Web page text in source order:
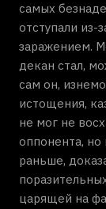
самых
отступали
заражением.
декан стал,
сам он,
истощения,
не мог не
оппонента, но
раньше,
царящей на